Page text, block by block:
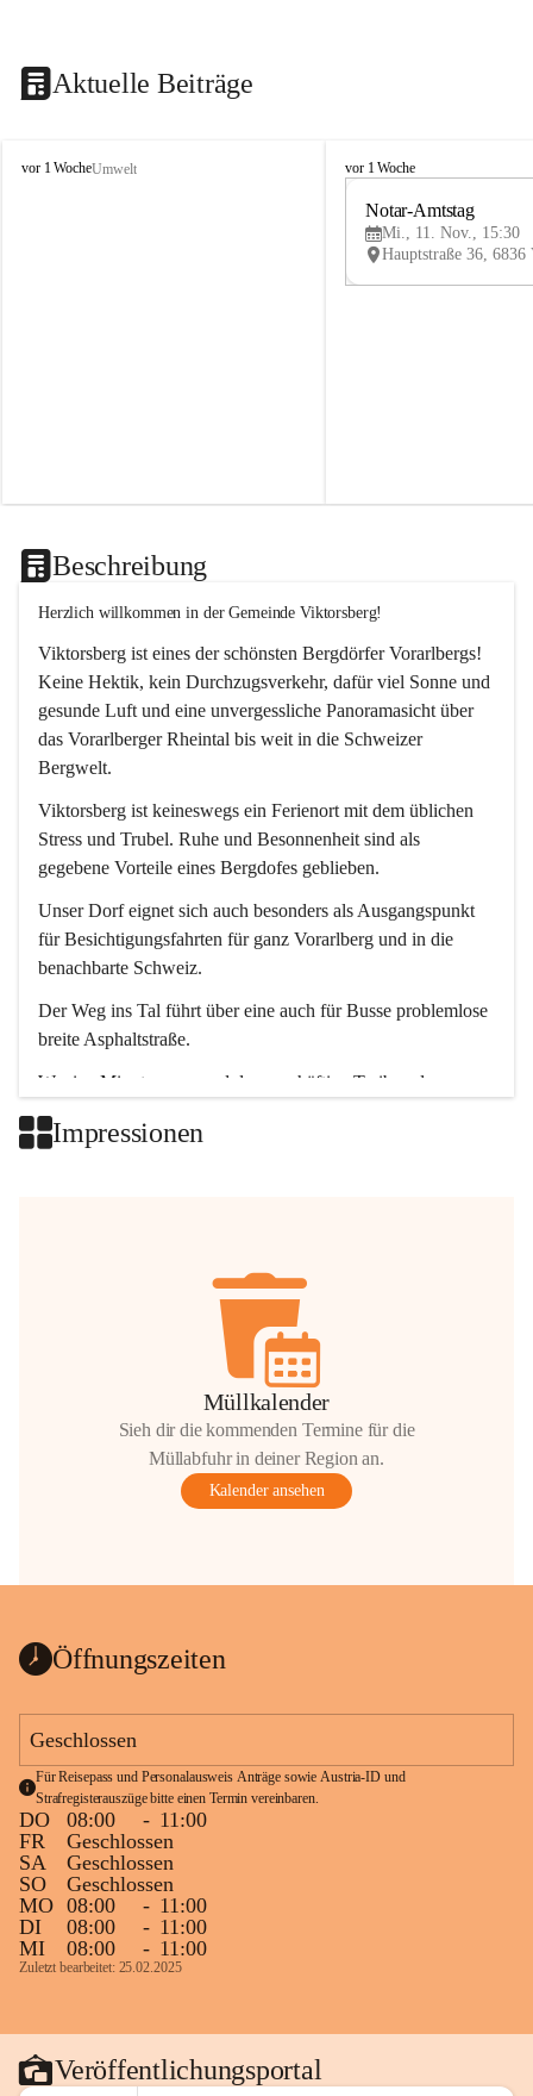
Aktuelle Beiträge
V
vor 1 WocheUmwelt
V
vor 1 Woche
Notar-Amtstag
Mi., 11. Nov., 15:30
Beschreibung
Herzlich willkommen in der Gemeinde Viktorsberg!
Viktorsberg ist eines der schönsten Bergdörfer Vorarlbergs!
Keine Hektik, kein Durchzugsverkehr, dafür viel Sonne und
gesunde Luft und eine unvergessliche Panoramasicht über
das Vorarlberger Rheintal bis weit in die Schweizer
Bergwelt.
Viktorsberg ist keineswegs ein Ferienort mit dem üblichen
Stress und Trubel. Ruhe und Besonnenheit sind als
gegebene Vorteile eines Bergdofes geblieben.
Unser Dorf eignet sich auch besonders als Ausgangspunkt
für Besichtigungsfahrten für ganz Vorarlberg und in die
benachbarte Schweiz.
Der Weg ins Tal führt über eine auch für Busse problemlose
breite Asphaltstraße.
Wenige Minuten nur, und das geschäftige Treiben der
Impressionen
Müllkalender
Sieh dir die kommenden Termine für die
Müllabfuhr in deiner Region an.
Kalender ansehen
Öffnungszeiten
Geschlossen
Für Reisepass und Personalausweis Anträge sowie Austria-ID und
Strafregisterauszüge bitte einen Termin vereinbaren.
DO 08:00 - 11:00
FR
Geschlossen
SA
Geschlossen
SO
Geschlossen
MO 08:00 - 11:00
DI
08:00 - 11:00
MI
08:00 - 11:00
Zuletzt bearbeitet: 25.02.2025
Veröffentlichungsportal